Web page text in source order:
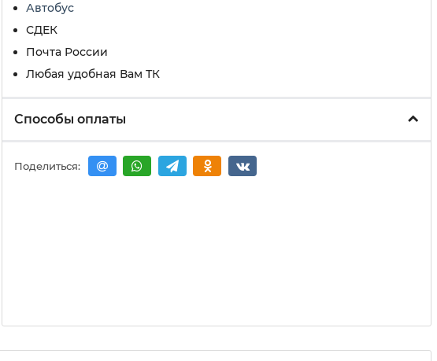
Автобус
СДЕК
Почта России
Любая удобная Вам ТК
Способы оплаты
Поделиться: